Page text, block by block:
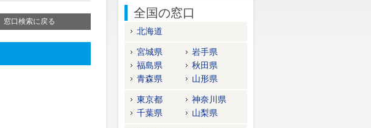
窓口検索に戻る
全国の窓口
北海道
宮城県
岩手県
福島県
秋田県
青森県
山形県
東京都
神奈川県
千葉県
山梨県